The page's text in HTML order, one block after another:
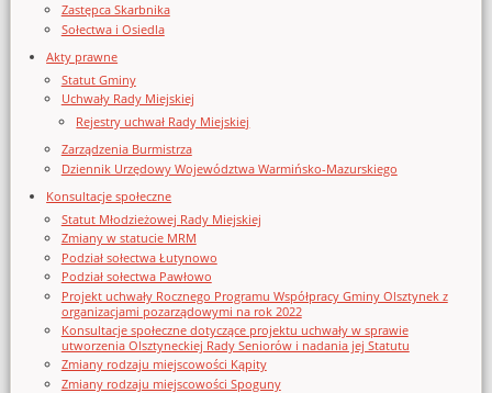
Zastępca Skarbnika
Sołectwa i Osiedla
Akty prawne
Statut Gminy
Uchwały Rady Miejskiej
Rejestry uchwał Rady Miejskiej
Zarządzenia Burmistrza
Dziennik Urzędowy Województwa Warmińsko-Mazurskiego
Konsultacje społeczne
Statut Młodzieżowej Rady Miejskiej
Zmiany w statucie MRM
Podział sołectwa Łutynowo
Podział sołectwa Pawłowo
Projekt uchwały Rocznego Programu Współpracy Gminy Olsztynek z
organizacjami pozarządowymi na rok 2022
Konsultacje społeczne dotyczące projektu uchwały w sprawie
utworzenia Olsztyneckiej Rady Seniorów i nadania jej Statutu
Zmiany rodzaju miejscowości Kąpity
Zmiany rodzaju miejscowości Spoguny